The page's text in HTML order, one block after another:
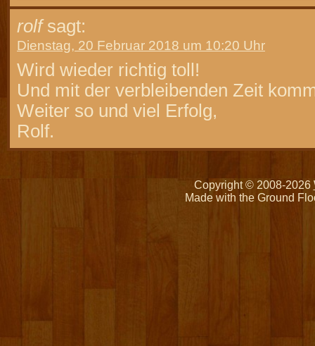
rolf sagt:
Dienstag, 20 Februar 2018 um 10:20 Uhr
Wird wieder richtig toll!
Und mit der verbleibenden Zeit
Weiter so und viel Erfolg,
Rolf.
Copyright © 2008-2026
Made with the Ground